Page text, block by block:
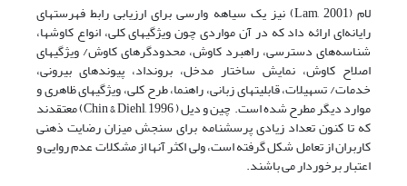
لام (Lam, 2001) نیز یک سیاهه وارسی برای ارزیابی رابط فهرستهای
رایانه‌ای ارائه داد که در آن مواردی چون ویژگیهای کلی، انواع کاوشها،
شناسه‌های دسترسی، راهبرد کاوش، محدودگرهای کاوش/ ویژگیهای
اصلاح کاوش، نمایش ساختار مدخل، برونداد، پیوندهای بیرونی،
خدمات/ تسهیلات، قابلیتهای زبانی، راهنما، طرح کلی، ویژگیهای ظاهری و
موارد دیگر مطرح شده است. چین و دیل ( Chin & Diehl, 1996) معتقدند
که تا کنون تعداد زیادی پرسشنامه برای سنجش میزان رضایت ذهنی
کاربران از تعامل شکل گرفته است، ولی اکثر آنها از مشکلات عدم روایی و
اعتبار برخوردار می باشند.